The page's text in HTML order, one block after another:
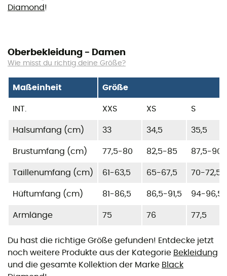
Diamond!
Oberbekleidung - Damen
Wie misst du richtig deine Größe?
Maßeinheit Größe
INT. XXS XS S
Halsumfang (cm) 33 34,5 35,5
Brustumfang (cm) 77,5-80 82,5-85 87,5-90
Taillenumfang (cm) 61-63,5 65-67,5 70-72,5
Hüftumfang (cm) 81-86,5 86,5-91,5 94-96,5
Armlänge 75 76 77,5
Du hast die richtige Größe gefunden! Entdecke jetzt
noch weitere Produkte aus der Kategorie Bekleidung
und die gesamte Kollektion der Marke Black